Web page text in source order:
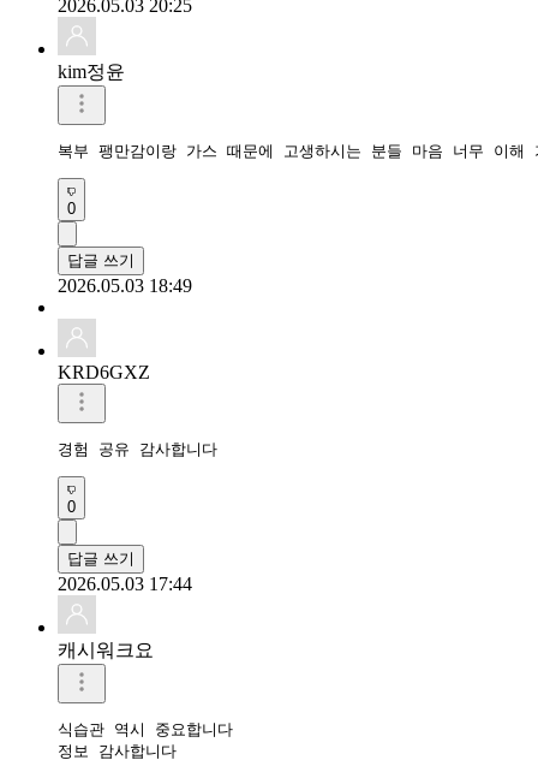
2026.05.03 20:25
kim정윤
복부 팽만감이랑 가스 때문에 고생하시는 분들 마음 너무 이해
0
답글 쓰기
2026.05.03 18:49
KRD6GXZ
경험 공유 감사합니다
0
답글 쓰기
2026.05.03 17:44
캐시워크요
식습관 역시 중요합니다
정보 감사합니다